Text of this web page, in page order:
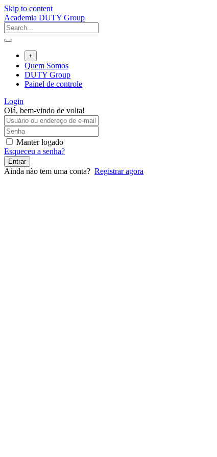
Skip to content
Academia DUTY Group
+
Quem Somos
DUTY Group
Painel de controle
Login
Olá, bem-vindo de volta!
Manter logado
Esqueceu a senha?
Entrar
Ainda não tem uma conta? Registrar agora